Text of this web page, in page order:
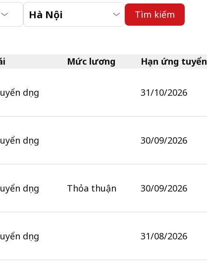
Tìm kiếm
Mức lương Hạn ứng tuyển
dụng 31/10/2026
dụng 30/09/2026
dụng Thỏa thuận 30/09/2026
dụng 31/08/2026